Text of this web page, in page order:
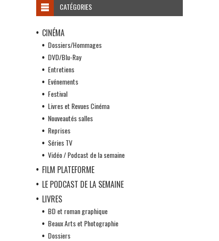
CATÉGORIES
CINÉMA
Dossiers/Hommages
DVD/Blu-Ray
Entretiens
Evénements
Festival
Livres et Revues Cinéma
Nouveautés salles
Reprises
Séries TV
Vidéo / Podcast de la semaine
FILM PLATEFORME
LE PODCAST DE LA SEMAINE
LIVRES
BD et roman graphique
Beaux Arts et Photographie
Dossiers